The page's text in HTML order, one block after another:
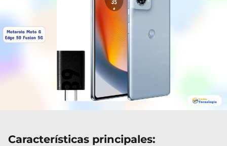
Características principales: